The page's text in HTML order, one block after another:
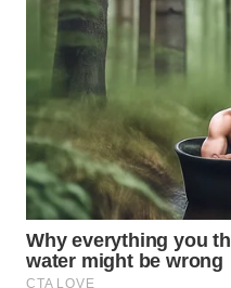
Sirva imediatamente,
quando o molho esfria
demais. Com bons
gravy quente, a receita
praticidadesem sair de